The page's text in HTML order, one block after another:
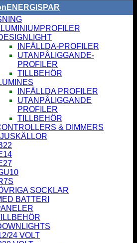
ENERGISPAR
INFÄLLDA-PROFILER
UTANPÅLIGGANDE-
PROFILER
TILLBEHÖR
INFÄLLDA PROFILER
UTANPÅLIGGANDE
PROFILER
TILLBEHÖR
& DIMMERS
SOCKLAR
BATTERI
24 VOLT